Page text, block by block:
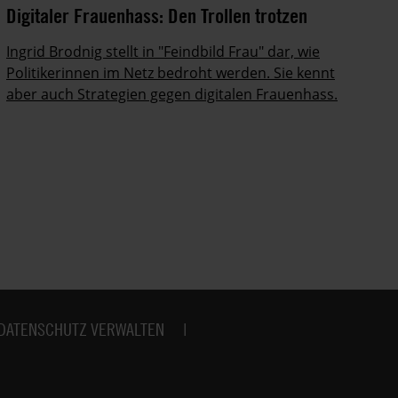
Digitaler Frauenhass: Den Trollen trotzen
Ingrid Brodnig stellt in "Feindbild Frau" dar, wie
Politikerinnen im Netz bedroht werden. Sie kennt
aber auch Strategien gegen digitalen Frauenhass.
VERWALTEN